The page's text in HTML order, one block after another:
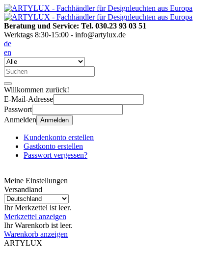
Beratung und Service: Tel. 030.23 93 03 51
Werktags 8:30-15:00 - info@artylux.de
de
en
Willkommen zurück!
E-Mail-Adresse
Passwort
Anmelden Anmelden
Kundenkonto erstellen
Gastkonto erstellen
Passwort vergessen?
Meine Einstellungen
Versandland
Ihr Merkzettel ist leer.
Merkzettel anzeigen
Ihr Warenkorb ist leer.
Warenkorb anzeigen
ARTYLUX